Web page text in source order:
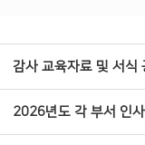
감사 교육자료 및 서식
2026년도 각 부서 인